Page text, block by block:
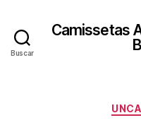
Buscar
Camissetas